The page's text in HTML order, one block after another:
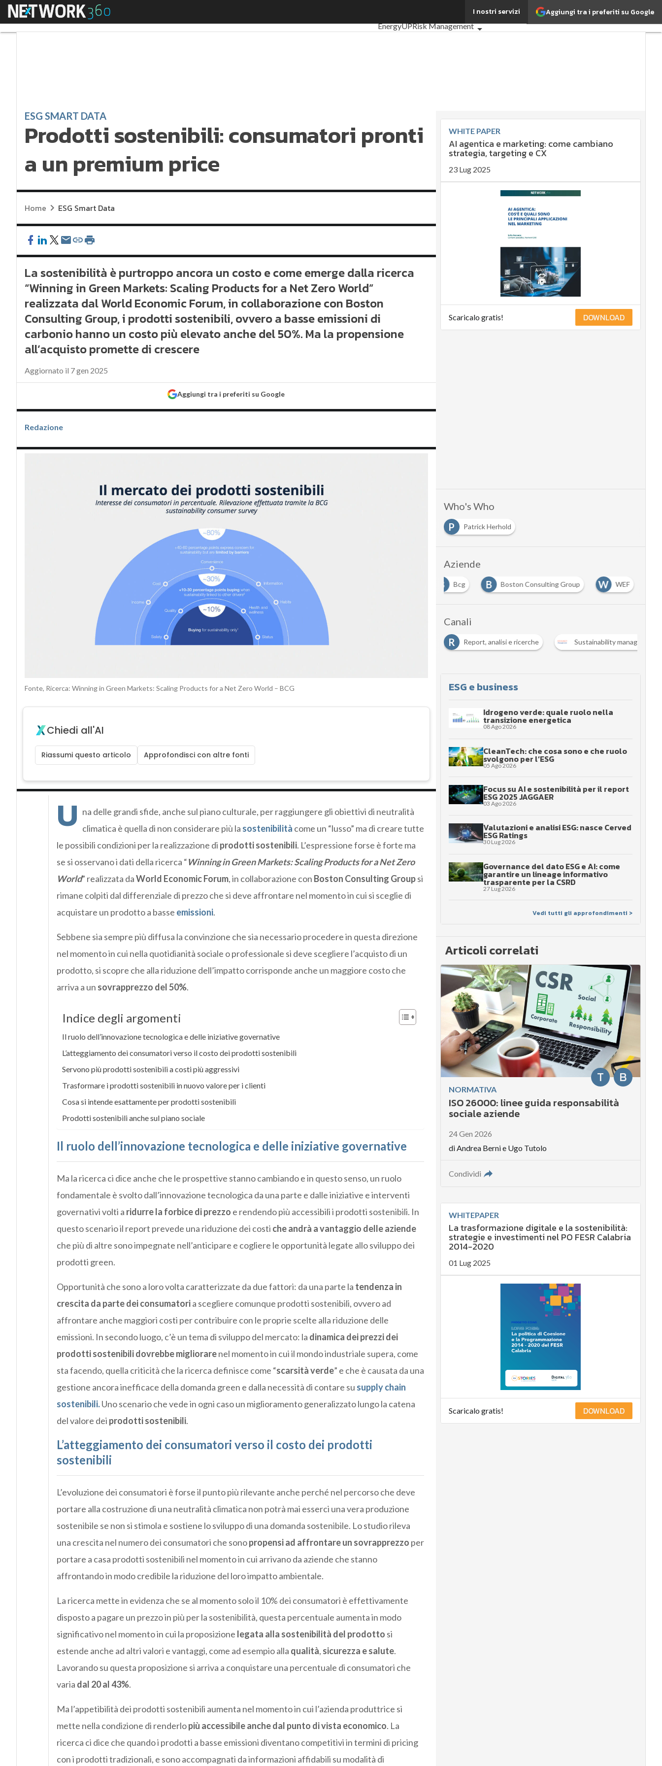
Aggiungi tra i preferiti su Google
I nostri servizi
Menu
ESG: che cos'è? Agrifood
EnergyUPRisk Management
Corporate governance
Digital for ESG
ESG Smart Data
ESG SMART DATA
Prodotti sostenibili: consumatori pronti
a un premium price
Home ESG Smart Data
La sostenibilità è purtroppo ancora un costo e come emerge dalla ricerca
“Winning in Green Markets: Scaling Products for a Net Zero World”
realizzata dal World Economic Forum, in collaborazione con Boston
Consulting Group, i prodotti sostenibili, ovvero a basse emissioni di
carbonio hanno un costo più elevato anche del 50%. Ma la propensione
all’acquisto promette di crescere
Aggiornato il 7 gen 2025
Aggiungi tra i preferiti su Google
Redazione
Fonte, Ricerca: Winning in Green Markets: Scaling Products for a Net Zero World – BCG
Chiedi all'AI
Riassumi questo articolo Approfondisci con altre fonti
U na delle grandi sfide, anche sul piano culturale, per raggiungere gli obiettivi di neutralità
climatica è quella di non considerare più la sostenibilità come un “lusso” ma di creare tutte
le possibili condizioni per la realizzazione di prodotti sostenibili. L’espressione forse è forte ma
se si osservano i dati della ricerca “Winning in Green Markets: Scaling Products for a Net Zero
World” realizzata daWorld Economic Forum, in collaborazione con Boston Consulting Groupsi
rimane colpiti dal differenziale di prezzo che si deve affrontare nel momento in cui si sceglie di
acquistare un prodotto a basse emissioni.
Sebbene sia sempre più diffusa la convinzione che sia necessario procedere in questa direzione
nel momento in cui nella quotidianità sociale o professionale si deve scegliere l’acquisto di un
prodotto, si scopre che alla riduzione dell’impatto corrisponde anche un maggiore costo che
arriva a un sovrapprezzo del 50%.
Indice degli argomenti
Il ruolo dell’innovazione tecnologica e delle iniziative governative
L’atteggiamento dei consumatori verso il costo dei prodotti sostenibili
Servono più prodotti sostenibili a costi più aggressivi
Trasformare i prodotti sostenibili in nuovo valore per i clienti
Cosa si intende esattamente per prodotti sostenibili
Prodotti sostenibili anche sul piano sociale
Il ruolo dell’innovazione tecnologica e delle iniziative governative
Ma la ricerca ci dice anche che le prospettive stanno cambiando e in questo senso, un ruolo
fondamentale è svolto dall’innovazione tecnologica da una parte e dalle iniziative e interventi
governativi volti a ridurre la forbice di prezzo e rendendo più accessibili i prodotti sostenibili. In
questo scenario il report prevede una riduzione dei costi che andrà a vantaggio delle aziende
che più di altre sono impegnate nell’anticipare e cogliere le opportunità legate allo sviluppo dei
prodotti green.
Opportunità che sono a loro volta caratterizzate da due fattori: da una parte la tendenza in
crescita da parte dei consumatoria scegliere comunque prodotti sostenibili, ovvero ad
affrontare anche maggiori costi per contribuire con le proprie scelte alla riduzione delle
emissioni. In secondo luogo, c’è un tema di sviluppo del mercato: la dinamica dei prezzi dei
prodotti sostenibili dovrebbe migliorarenel momento in cui il mondo industriale supera, come
sta facendo, quella criticità che la ricerca definisce come “scarsità verde” e che è causata da una
gestione ancora inefficace della domanda green e dalla necessità di contare su supply chain
sostenibili.Uno scenario che vede in ogni caso un miglioramento generalizzato lungo la catena
del valore dei prodotti sostenibili.
L’atteggiamento dei consumatori verso il costo dei prodotti
sostenibili
L’evoluzione dei consumatori è forse il punto più rilevante anche perché nel percorso che deve
portare alla costruzione di una neutralità climatica non potrà mai esserci una vera produzione
sostenibile se non si stimola e sostiene lo sviluppo di una domanda sostenibile. Lo studio rileva
una crescita nel numero dei consumatori che sonopropensi ad affrontare un sovrapprezzo per
portare a casa prodotti sostenibili nel momento in cui arrivano da aziende che stanno
affrontando in modo credibile la riduzione del loro impatto ambientale.
La ricerca mette in evidenza che se al momento solo il 10% dei consumatori è effettivamente
disposto a pagare un prezzo in più per la sostenibilità, questa percentuale aumenta in modo
significativo nel momento in cui la proposizione legata alla sostenibilità del prodotto si
estende anche ad altri valori e vantaggi, come ad esempio alla qualità, sicurezza e salute.
Lavorando su questa proposizione si arriva a conquistare una percentuale di consumatori che
varia dal 20 al 43%.
Ma l’appetibilità dei prodotti sostenibili aumenta nel momento in cui l’azienda produttrice si
mette nella condizione di renderlopiù accessibile anche dal punto di vista economico. La
ricerca ci dice che quando i prodotti a basse emissioni diventano competitivi in termini di pricing
con i prodotti tradizionali, e sono accompagnati da informazioni affidabili su modalità di
WHITE PAPER
AI agentica e marketing: come cambiano
strategia, targeting e CX
23 Lug 2025
Scaricalo gratis! DOWNLOAD
Who's Who
P
Patrick Herhold
Aziende
B
Bcg B Boston Consulting Group W WEF
Canali
R Report, analisi e ricerche Sustainability management
ESG e business
Idrogeno verde: quale ruolo nella
transizione energetica
08 Ago 2026
CleanTech: che cosa sono e che ruolo
svolgono per l’ESG
05 Ago 2026
Focus su AI e sostenibilità per il report
ESG 2025 JAGGAER
03 Ago 2026
Valutazioni e analisi ESG: nasce Cerved
ESG Ratings
30 Lug 2026
Governance del dato ESG e AI: come
garantire un lineage informativo
trasparente per la CSRD
27 Lug 2026
Vedi tutti gli approfondimenti >
Articoli correlati
B
T
NORMATIVA
ISO 26000: linee guida responsabilità
sociale aziende
24 Gen 2026
di Andrea Bernie Ugo Tutolo
Condividi
WHITEPAPER
La trasformazione digitale e la sostenibilità:
strategie e investimenti nel PO FESR Calabria
2014-2020
01 Lug 2025
Scaricalo gratis! DOWNLOAD